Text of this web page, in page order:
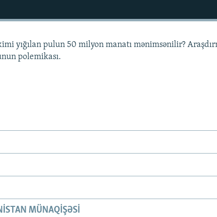
yığılan pulun 50 milyon manatı mənimsənilir?
polemikası.
MÜNAQIŞƏSI